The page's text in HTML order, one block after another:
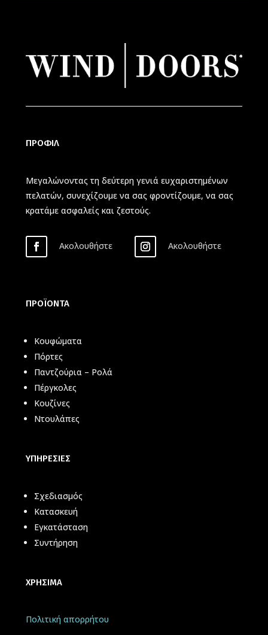
ΠΡΟΦΙΛ
Μεγαλώνοντας τη δεύτερη γενιά ευχαριστημένων
πελατών, συνεχίζουμε να σας φροντίζουμε, να σας
κρατάμε ασφαλείς και ζεστούς.
Ακολουθήστε Ακολουθήστε
ΠΡΟΪΟΝΤΑ
Κουφώματα
Πόρτες
Παντζούρια – Ρολά
Πέργκολες
Κουζίνες
Ντουλάπες
ΥΠΗΡΕΣΙΕΣ
Σχεδιασμός
Κατασκευή
Εγκατάσταση
Συντήρηση
ΧΡΗΣΙΜΑ
Πολιτική απορρήτου